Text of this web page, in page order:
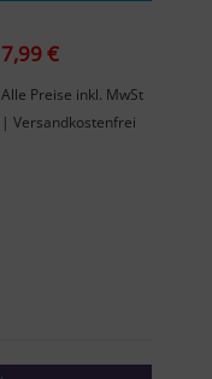
7,99 €
Alle Preise inkl. MwSt
| Versandkostenfrei